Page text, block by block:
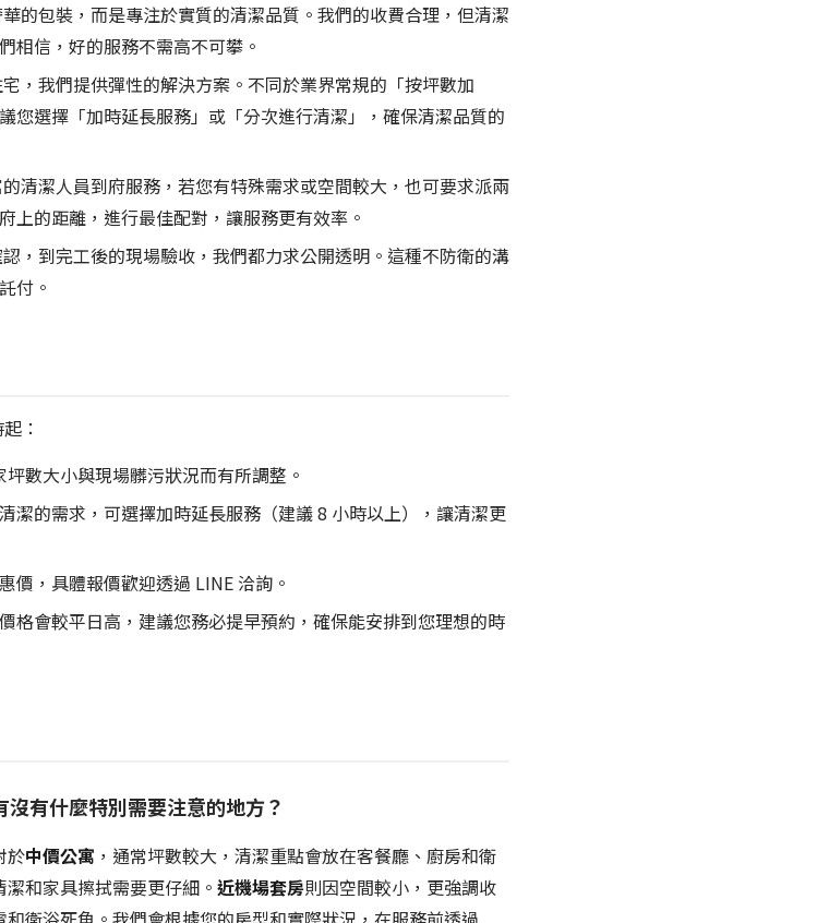
的包裝，而是專注於實質的清潔品質。我們的收費合理，但清潔
相信，好的服務不需高不可攀。
，我們提供彈性的解決方案。不同於業界常規的「按坪數加
您選擇「加時延長服務」或「分次進行清潔」，確保清潔品質的
清潔人員到府服務，若您有特殊需求或空間較大，也可要求派兩
上的距離，進行最佳配對，讓服務更有效率。
，到完工後的現場驗收，我們都力求公開透明。這種不防衛的溝
付。
：
坪數大小與現場髒污狀況而有所調整。
潔的需求，可選擇加時延長服務（建議 8 小時以上），讓清潔更
價，具體報價歡迎透過 LINE 洽詢。
格會較平日高，建議您務必提早預約，確保能安排到您理想的時
有什麼特別需要注意的地方？
於中價公寓 ，通常坪數較大，清潔重點會放在客餐廳、廚房和衛
和家具擦拭需要更仔細。 近機場套房則因空間較小，更強調收